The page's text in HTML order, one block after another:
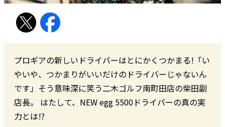
プロギアの新しいドライバーはとにかくつかまる!「い
やいや、つかまりがいいだけのドライバーじゃないん
です」そう意味深に笑う二木ゴルフ南町田店の柴田副
店長。 はたして、NEW egg 5500ドライバーの真の実
力とは!?